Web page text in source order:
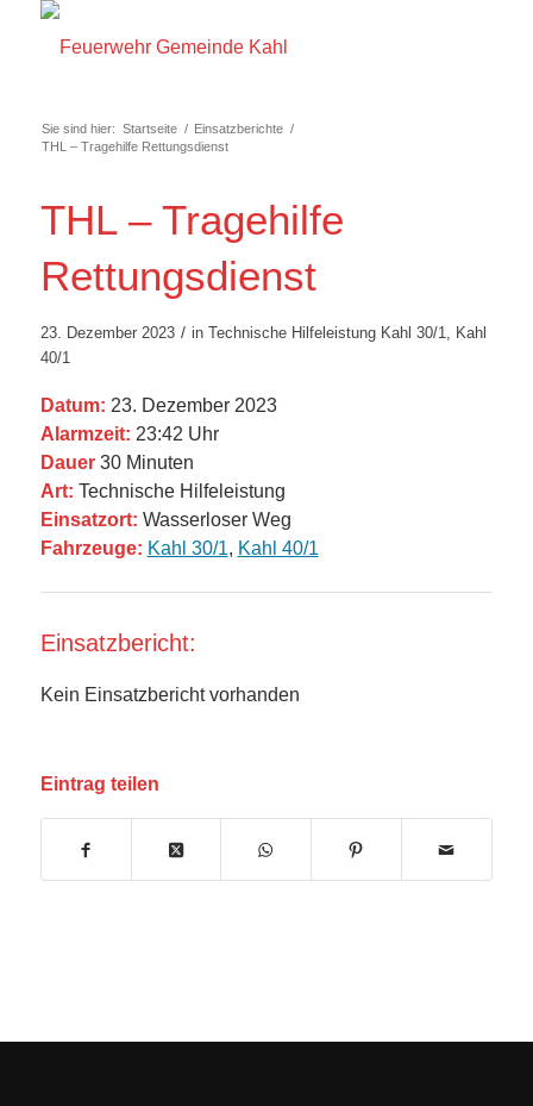
Sie sind hier: Startseite / Einsatzberichte /
THL – Tragehilfe Rettungsdienst
THL – Tragehilfe
Rettungsdienst
23. Dezember 2023 / in Technische Hilfeleistung Kahl 30/1, Kahl
40/1
Datum: 23. Dezember 2023
Alarmzeit: 23:42 Uhr
Dauer30 Minuten
Art: Technische Hilfeleistung
Einsatzort: Wasserloser Weg
Fahrzeuge: Kahl 30/1, Kahl 40/1
Einsatzbericht:
Kein Einsatzbericht vorhanden
Eintrag teilen